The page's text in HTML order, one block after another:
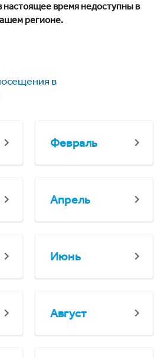
время недоступны в
регионе.
в
Февраль
Апрель
Июнь
Август